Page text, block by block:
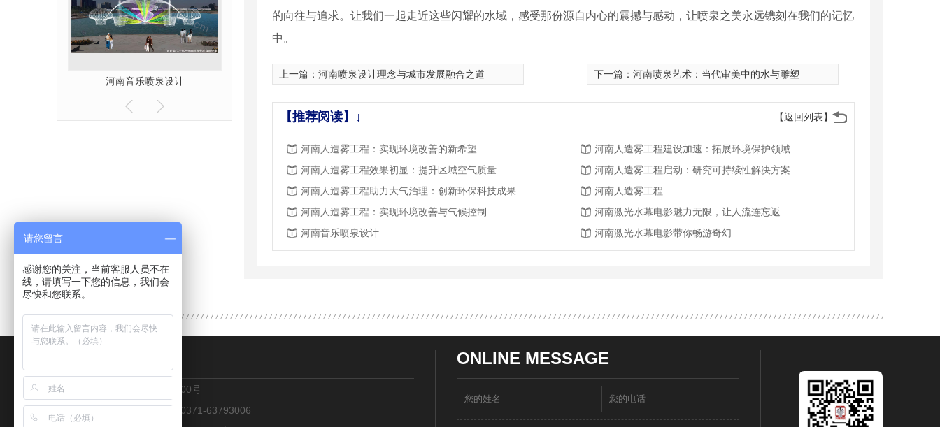
广场梅花形音乐喷泉3 广场梅花形音乐喷泉1
的向往与追求。让我们一起走近这些闪耀的水域，感受那份源自内心的震撼与感动，让喷泉之美永远镌刻在我们的记忆
中。
上一篇： 河南喷泉设计理念与城市发展融合之道 下一篇： 河南喷泉艺术：当代审美中的水与雕塑
【返回列表】
【推荐阅读】↓
河南人造雾工程：实现环境改善的新希望
河南人造雾工程建设加速：拓展环境保护领域
河南人造雾工程效果初显：提升区域空气质量
河南人造雾工程启动：研究可持续性解决方案
河南人造雾工程助力大气治理：创新环保科技成果
河南人造雾工程
河南人造雾工程：实现环境改善与气候控制
河南激光水幕电影魅力无限，让人流连忘返
河南音乐喷泉设计
河南激光水幕电影带你畅游奇幻..
地址：郑州市金水区花园路100号
热线：13223051962 传真：0371-63793006
ONLINE MESSAGE
请您留言
感谢您的关注，当前客服人员不在
线，请填写一下您的信息，我们会
尽快和您联系。